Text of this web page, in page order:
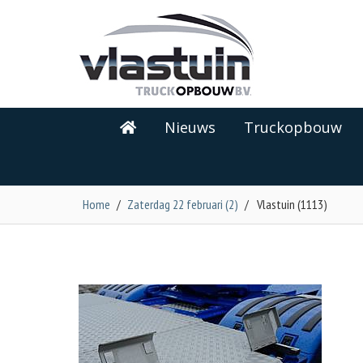
Nieuws Truckopbouw
Home / Zaterdag 22 februari (2) / Vlastuin (1113)